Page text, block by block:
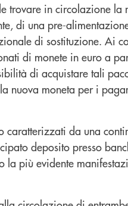
trovare in circolazione la
di una pre-
di sostituzione. Ai
di monete in euro a
di acquistare tali
nuova moneta per i
caratterizzati da una
deposito presso
la più evidente